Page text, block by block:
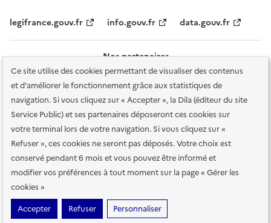
Ce site utilise des cookies permettant de visualiser des contenus
et d'améliorer le fonctionnement grâce aux statistiques de
navigation. Si vous cliquez sur « Accepter », la Dila (éditeur du site
Service Public) et ses partenaires déposeront ces cookies sur
votre terminal lors de votre navigation. Si vous cliquez sur «
Refuser », ces cookies ne seront pas déposés. Votre choix est
conservé pendant 6 mois et vous pouvez être informé et
modifier vos préférences à tout moment sur la page « Gérer les
cookies »
Accepter
Refuser Personnaliser
legifrance.gouv.fr info.gouv.fr data.gouv.fr
Nos partenaires
Plan du site Accessibilité : totalement conforme
Accessibilité des
services en ligne Mentions légales Données personnelles et sécurité
Conditions générales d'utilisation Gestion des cookies
Sauf mention contraire, tous les contenus de ce site sont sous
etalab-2.0